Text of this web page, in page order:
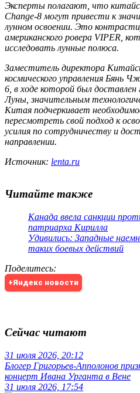
Эксперты полагают, что
Change-8 могут привести к
лунном освоении. Это
американского ровера VIPER,
исследовать лунные полюса.
Заместитель директора
космического управления Бянь
6, в ходе которой был
Луны, значительным
Китая подчеркивает
пересмотреть свой подход к
усилия по сотрудничеству и
направлении.
Источник: lenta.ru
Читайте также
Канада ввела санкции
патриарха Кирилла
Удивились: Западные
таких боевых действий
Поделитесь:
+Яндекс новости
Сейчас читают
31 июля 2026, 20:12
Блогер Григорьев-Апполонов
концерт Ивана Урганта в Вене
31 июля 2026, 17:54